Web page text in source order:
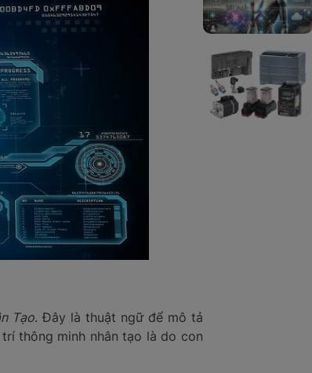
Tạo. Đây là thuật ngữ để mô tả
thông minh nhân tạo là do con